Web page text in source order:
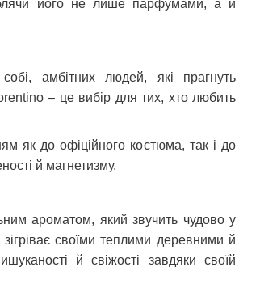
його не лише парфумами, а й
амбітних людей, які прагнуть
– це вибір для тих, хто любить
як до офіційного костюма, так і до
й магнетизму.
ароматом, який звучить чудово у
своїми теплими деревними й
й свіжості завдяки своїй